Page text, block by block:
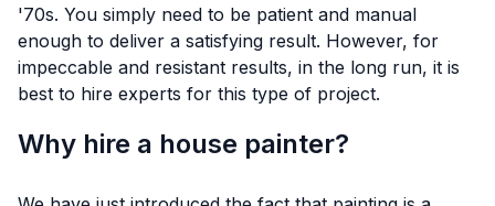
'70s. You simply need to be patient and manual
enough to deliver a satisfying result. However, for
impeccable and resistant results, in the long run, it is
best to hire experts for this type of project.
Why hire a house painter?